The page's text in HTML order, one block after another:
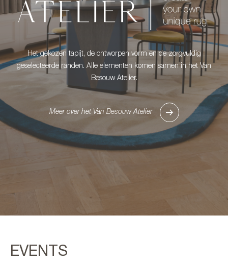
Het gekozen tapijt, de ontworpen vorm en de zorgvuldig
geselecteerde randen. Alle elementen komen samen in het Van
Besouw Atelier.
Meer over het Van Besouw Atelier
EVENTS